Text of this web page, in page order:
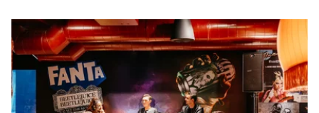
ÉLETMÓD DESIGN
BESZÉLGETÉSEK ARCOK
VIDEÓ TÖRTÉNETEK